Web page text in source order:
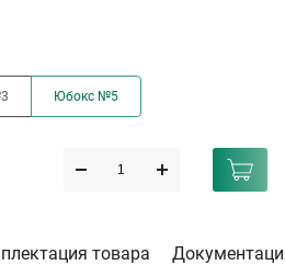
Юбокс №5
товара